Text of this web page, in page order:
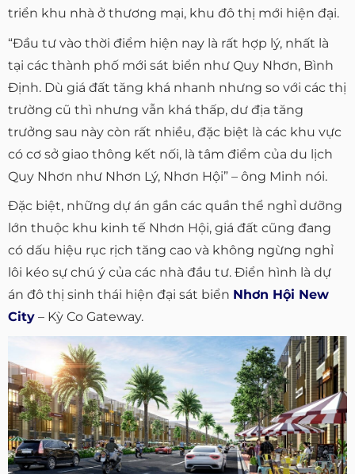
triển khu nhà ở thương mại, khu đô thị mới hiện đại.
“Đầu tư vào thời điểm hiện nay là rất hợp lý, nhất là
tại các thành phố mới sát biển như Quy Nhơn, Bình
Định. Dù giá đất tăng khá nhanh nhưng so với các thị
trường cũ thì nhưng vẫn khá thấp, dư địa tăng
trưởng sau này còn rất nhiều, đặc biệt là các khu vực
có cơ sở giao thông kết nối, là tâm điểm của du lịch
Quy Nhơn như Nhơn Lý, Nhơn Hội” – ông Minh nói.
Đặc biệt, những dự án gần các quần thể nghỉ dưỡng
lớn thuộc khu kinh tế Nhơn Hội, giá đất cũng đang
có dấu hiệu rục rịch tăng cao và không ngừng nghỉ
lôi kéo sự chú ý của các nhà đầu tư. Điển hình là dự
án đô thị sinh thái hiện đại sát biển Nhơn Hội New
City – Kỳ Co Gateway.